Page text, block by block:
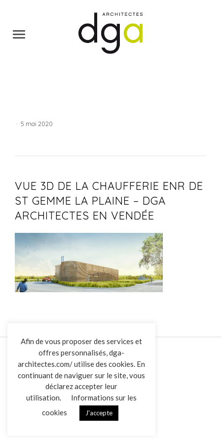
L’AGENCE
RÉALISATIONS
ACTUALITÉS
CONTACT
· 5 mai 2020
VUE 3D DE LA CHAUFFERIE ENR DE
ST GEMME LA PLAINE – DGA
ARCHITECTES EN VENDÉE
Overview
Afin de vous proposer des services et
offres personnalisés, dga-
architectes.com/ utilise des cookies. En
continuant de naviguer sur le site, vous
déclarez accepter leur
utilisation.
Informations sur les
cookies
J'accepte